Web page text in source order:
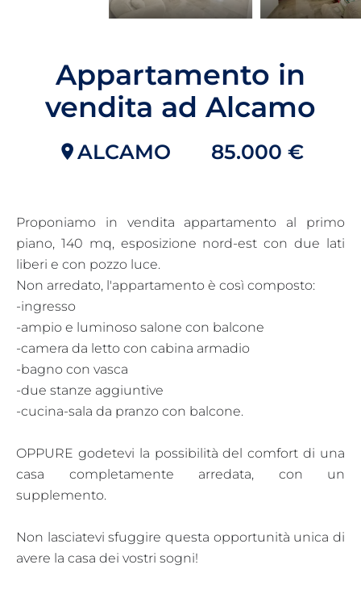
Appartamento in
vendita ad Alcamo
ALCAMO 85.000 €
Proponiamo in vendita appartamento al primo
piano, 140 mq, esposizione nord-est con due lati
liberi e con pozzo luce.
Non arredato, l'appartamento è così composto:
-ingresso
-ampio e luminoso salone con balcone
-camera da letto con cabina armadio
-bagno con vasca
-due stanze aggiuntive
-cucina-sala da pranzo con balcone.
OPPURE godetevi la possibilità del comfort di una
casa completamente arredata, con un
supplemento.
Non lasciatevi sfuggire questa opportunità unica di
avere la casa dei vostri sogni!